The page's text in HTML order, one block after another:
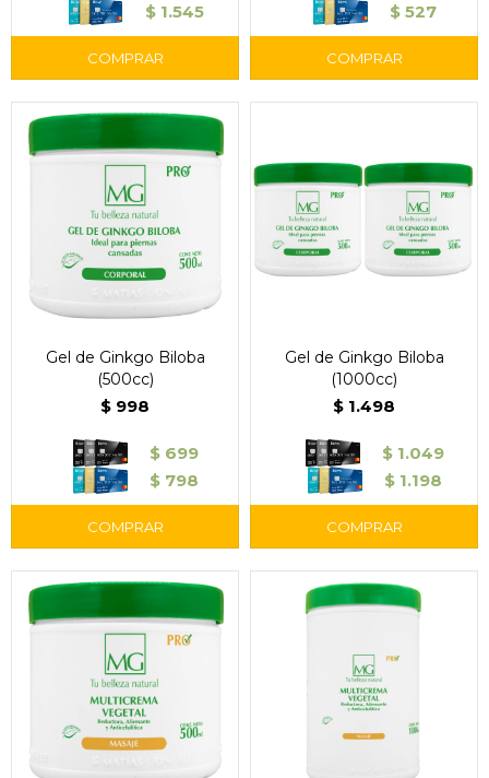
$ 1.545
$ 527
Gel de Ginkgo Biloba
(500cc)
$ 998
$ 699
$ 798
Gel de Ginkgo Biloba
(1000cc)
$ 1.498
$ 1.049
$ 1.198